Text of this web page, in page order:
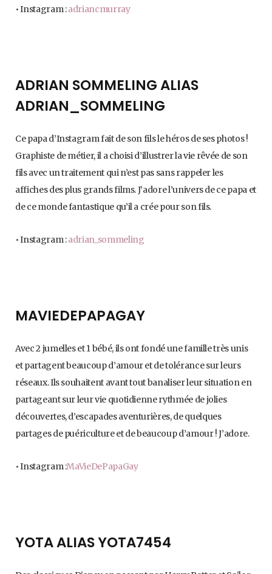
• Instagram :adriancmurray
ADRIAN SOMMELING ALIAS
ADRIAN_SOMMELING
Ce papa d’Instagram fait de son fils le héros de ses photos !
Graphiste de métier, il a choisi d’illustrer la vie rêvée de son
fils avec un traitement qui n’est pas sans rappeler les
affiches des plus grands films. J’adore l’univers de ce papa et
de ce monde fantastique qu’il a crée pour son fils.
• Instagram :adrian_sommeling
MAVIEDEPAPAGAY
Avec 2 jumelles et 1 bébé, ils ont fondé une famille très unis
et partagent beaucoup d’amour et de tolérance sur leurs
réseaux. Ils souhaitent avant tout banaliser leur situation en
partageant sur leur vie quotidienne rythmée de jolies
découvertes, d’escapades aventurières, de quelques
partages de puériculture et de beaucoup d’amour ! J’adore.
• Instagram :MaVieDePapaGay
YOTA ALIAS YOTA7454